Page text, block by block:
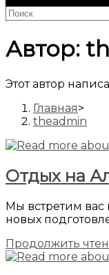
Автор:
Этот автор
Главная>
theadmin
Отдых на
Мы встретим вас
новых
Продолжить